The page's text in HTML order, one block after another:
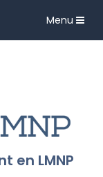
Toggle
Menu
en LMNP